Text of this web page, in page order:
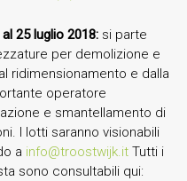
25 luglio 2018: si parte
per demolizione e
ridimensionamento e dalla
operatore
e smantellamento di
I lotti saranno visionabili
a info@troostwijk.it Tutti i
sono consultabili qui: